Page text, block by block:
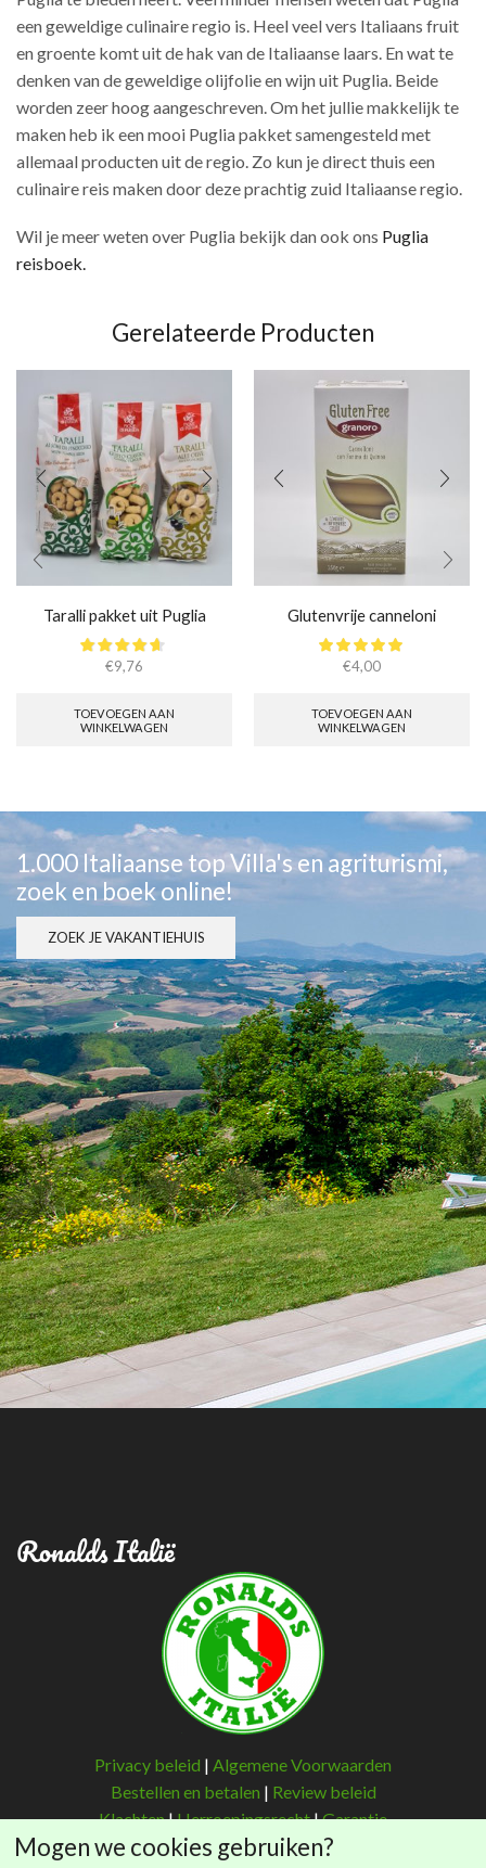
een geweldige culinaire regio is. Heel veel vers Italiaans fruit
en groente komt uit de hak van de Italiaanse laars. En wat te
denken van de geweldige olijfolie en wijn uit Puglia. Beide
worden zeer hoog aangeschreven. Om het jullie makkelijk te
maken heb ik een mooi Puglia pakket samengesteld met
allemaal producten uit de regio. Zo kun je direct thuis een
culinaire reis maken door deze prachtig zuid Italiaanse regio.
Wil je meer weten over Puglia bekijk dan ook ons Puglia
reisboek.
Gerelateerde Producten
Taralli pakket uit Puglia
€9,76
TOEVOEGEN AAN
WINKELWAGEN
Glutenvrije canneloni
€4,00
TOEVOEGEN AAN
WINKELWAGEN
1.000 Italiaanse top Villa's en agriturismi,
zoek en boek online!
ZOEK JE VAKANTIEHUIS
Ronalds Italië
Privacy beleid | Algemene Voorwaarden
Bestellen en betalen | Review beleid
Klachten|Herroepingsrecht|Garantie
Mogen we cookies gebruiken?